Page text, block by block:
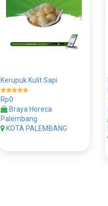
Kerupuk Kulit Sapi
Rp0
Braya Horeca
Palembang
KOTA PALEMBANG